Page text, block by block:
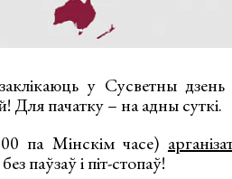
у Сусветны
Для пачатку – на адны суткі.
па Мінскім часе)
паўзаў і піт-стопаў!